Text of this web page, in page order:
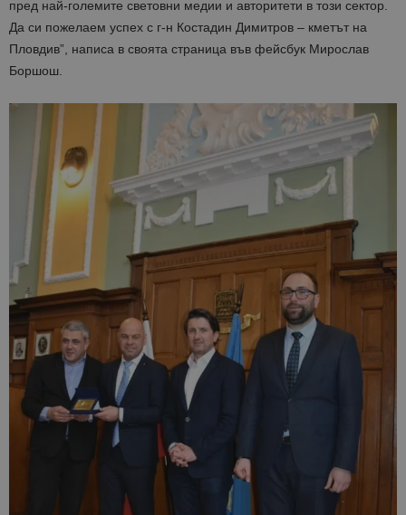
пред най-големите световни медии и авторитети в този сектор.
Да си пожелаем успех с г-н Костадин Димитров – кметът на
Пловдив”, написа в своята страница във фейсбук Мирослав
Боршош.